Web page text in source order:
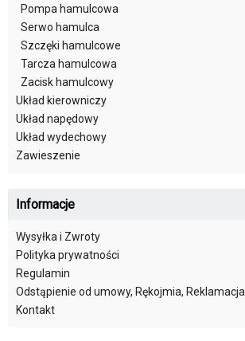
Pompa hamulcowa
Serwo hamulca
Szczęki hamulcowe
Tarcza hamulcowa
Zacisk hamulcowy
Układ kierowniczy
Układ napędowy
Układ wydechowy
Zawieszenie
Informacje
Wysyłka i Zwroty
Polityka prywatności
Regulamin
Odstąpienie od umowy, Rękojmia, Reklamacja
Kontakt